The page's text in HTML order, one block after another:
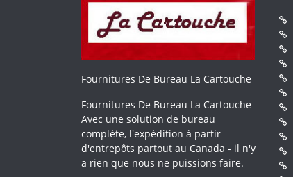
Fournitures De Bureau La Cartouche
Fournitures De Bureau La Cartouche
Avec une solution de bureau
complète, l'expédition à partir
d'entrepôts partout au Canada - il n'y
a rien que nous ne puissions faire.